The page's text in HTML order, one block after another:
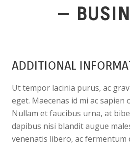
–
ADDITIONAL
Ut tempor lacinia purus, ac
eget. Maecenas id mi ac sapien
Nullam et faucibus urna, at
dapibus nisi blandit augue
venenatis libero, ac fermentum